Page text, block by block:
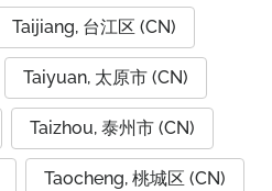
Taijiang, 台江区 (CN)
Taiyuan, 太原市 (CN)
Taizhou, 泰州市 (CN)
Taocheng, 桃城区 (CN)